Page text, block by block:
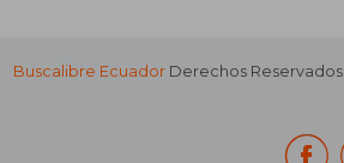
Buscalibre Ecuador Derechos Reservados.